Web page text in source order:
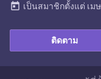
ติดตาม
today เป็นสมาชิกตั้งแต่ เม